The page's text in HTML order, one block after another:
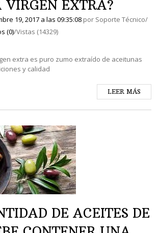
VIRGEN EXTRA?
19, 2017 a las 09:35:08 por Soporte Técnico/
(0)/Vistas (14329)
extra es puro zumo extraído de aceitunas
y calidad
LEER MÁS
DE ACEITES DE